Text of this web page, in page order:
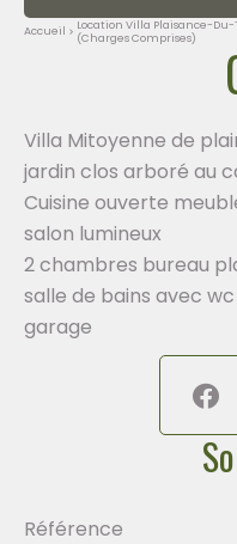
Accueil
Location Villa Plaisance-Du-
(Charges Comprises)
Villa Mitoyenne de
jardin clos arboré au
Cuisine ouverte
salon lumineux
2 chambres bureau
salle de bains avec
garage
Référence